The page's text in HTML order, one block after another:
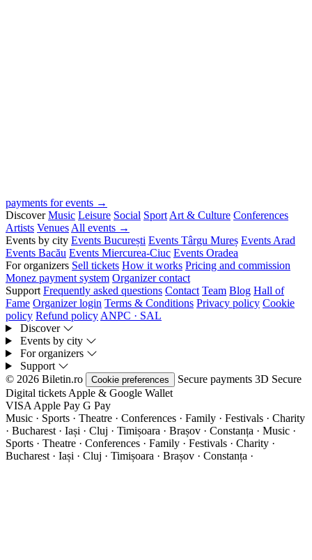
payments for events →
Discover Music Leisure Social Sport Art & Culture Conferences
Artists Venues All events →
Events by city Events București Events Târgu Mureș Events Arad
Events Bacău Events Miercurea-Ciuc Events Oradea
For organizers Sell tickets How it works Pricing and commission
Monez payment system Organizer contact
Support Frequently asked questions Contact Team Blog Hall of
Fame Organizer login Terms & Conditions Privacy policy Cookie
policy Refund policy ANPC · SAL
Discover
Events by city
For organizers
Support
© 2026 Biletin.ro
Cookie preferences Secure payments 3D Secure
Digital tickets Apple & Google Wallet
VISA Apple Pay G Pay
Music · Sports · Theatre · Conferences · Family · Festivals · Charity
· Bucharest · Iași · Cluj · Timișoara · Brașov · Constanța · Music ·
Sports · Theatre · Conferences · Family · Festivals · Charity ·
Bucharest · Iași · Cluj · Timișoara · Brașov · Constanța ·